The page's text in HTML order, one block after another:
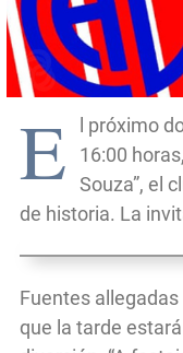
E
l próximo
16:00
Souza”, el
de historia. La
Fuentes
que la tarde